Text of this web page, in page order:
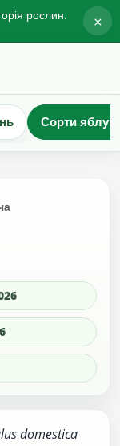
рослин. ×
Сорти
domestica